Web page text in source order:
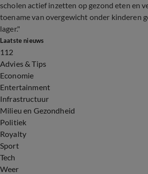
scholen actief inzetten op gezond eten en
toename van overgewicht onder kinderen
lager."
Laatste nieuws
112
Advies & Tips
Economie
Entertainment
Infrastructuur
Milieu en Gezondheid
Politiek
Royalty
Sport
Tech
Weer